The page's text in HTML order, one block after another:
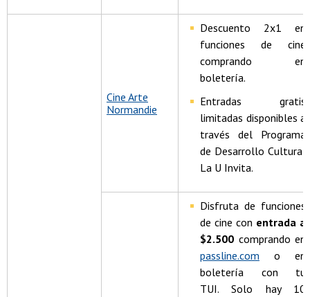
Cine Arte
Normandie
Descuento 2x1 en
funciones de cine
comprando en
boletería.
Entradas gratis
limitadas disponibles a
través del Programa
de Desarrollo Cultural
La U Invita.
Disfruta de funciones
de cine con entrada a
$2.500 comprando en
passline.com o en
boletería con tu
TUI. Solo hay 10